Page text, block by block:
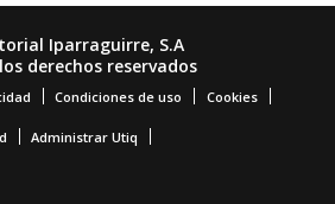
Iparraguirre, S.A
derechos reservados
Condiciones de uso Cookies
Administrar Utiq